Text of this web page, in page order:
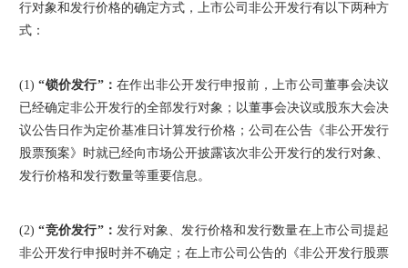
行对象和发行价格的确定方式，上市公司非公开发行有以下两种方
式：
(1)“锁价发行”： 在作出非公开发行申报前，上市公司董事会决议
已经确定非公开发行的全部发行对象；以董事会决议或股东大会决
议公告日作为定价基准日计算发行价格；公司在公告《非公开发行
股票预案》时就已经向市场公开披露该次非公开发行的发行对象、
发行价格和发行数量等重要信息。
(2)“竞价发行”： 发行对象、发行价格和发行数量在上市公司提起
非公开发行申报时并不确定；在上市公司公告的《非公开发行股票